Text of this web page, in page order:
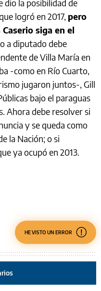
dio la posibilidad de
logró en 2017, pero
siga en el
a diputado debe
de Villa María en
-como en Río Cuarto,
jugaron juntos-, Gill
bajo el paraguas
Ahora debe resolver si
y se queda como
la Nación; o si
ya ocupó en 2013.
HE VISTO UN ERROR